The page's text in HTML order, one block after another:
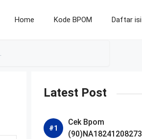
Home Kode BPOM Daftar isi
Latest Post
Cek Bpom
(90)NA18241208273